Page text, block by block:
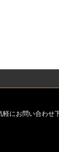
にお問い合わせ